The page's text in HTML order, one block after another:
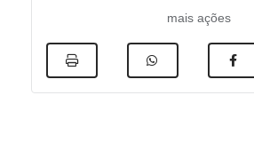
mais ações